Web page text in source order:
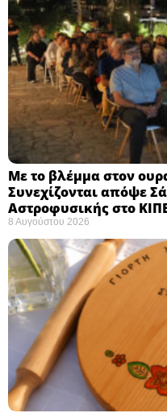
Με το βλέμμα στον
Συνεχίζονται απόψε
Αστροφυσικής στο
8 Αυγούστου 2026